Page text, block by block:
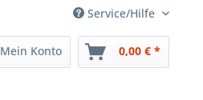
Service/Hilfe
Mein Konto 0,00 € *